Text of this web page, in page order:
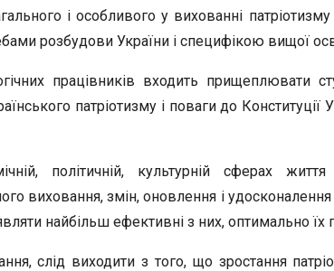
і особливого у вихованні
розбудови України і специфікою вищої
працівників входить прищеплювати
патріотизму і поваги до
політичній, культурній сферах
виховання, змін, оновлення і
найбільш ефективні з них, оптимально їх
слід виходити з того, що зростання